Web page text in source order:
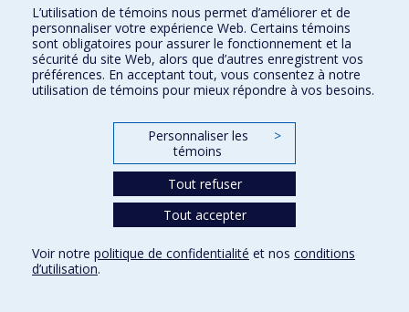
Admission
Plan du site
Accessibilité
Accès au portail sécurisé du Secrétariat général
Recherche dans le vade-mecum
Conditions d’utilisation
L’utilisation de témoins nous permet d’améliorer et de
personnaliser votre expérience Web. Certains témoins
sont obligatoires pour assurer le fonctionnement et la
sécurité du site Web, alors que d’autres enregistrent vos
préférences. En acceptant tout, vous consentez à notre
utilisation de témoins pour mieux répondre à vos besoins.
Personnaliser les
témoins
>
Tout refuser
Tout accepter
Voir notre politique de confidentialité et nos conditions
d’utilisation.